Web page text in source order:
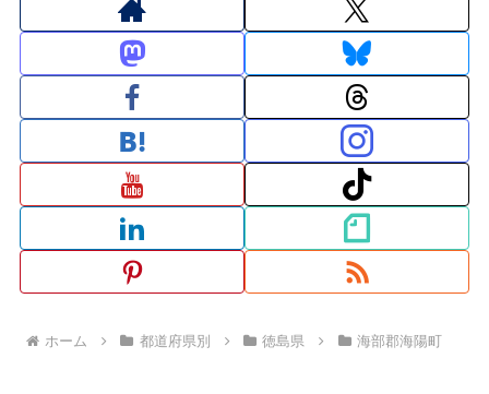
ホーム 都道府県別 徳島県 海部郡海陽町